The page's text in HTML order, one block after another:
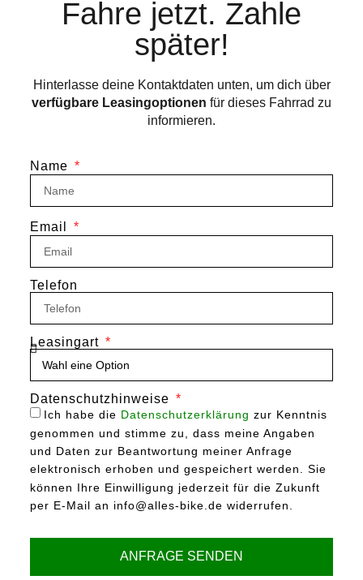
Fahre jetzt. Zahle
später!
Hinterlasse deine Kontaktdaten unten, um dich über
verfügbare Leasingoptionen für dieses Fahrrad zu
informieren.
Name
Email
Telefon
Leasingart
Datenschutzhinweise
Ich habe die Datenschutzerklärung zur Kenntnis
genommen und stimme zu, dass meine Angaben
und Daten zur Beantwortung meiner Anfrage
elektronisch erhoben und gespeichert werden. Sie
können Ihre Einwilligung jederzeit für die Zukunft
per E-Mail an info@alles-bike.de widerrufen.
ANFRAGE SENDEN